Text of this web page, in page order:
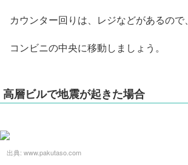
カウンター回りは、レジなどがあるので、
コンビニの中央に移動しましょう。
高層ビルで地震が起きた場合
出典: www.pakutaso.com